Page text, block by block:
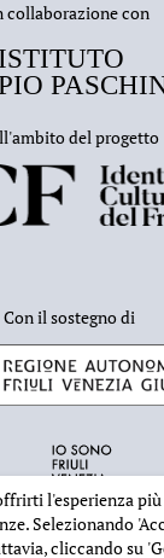
collaborazione con
del progetto
Con il sostegno di
l'esperienza
Selezionando
cliccando su